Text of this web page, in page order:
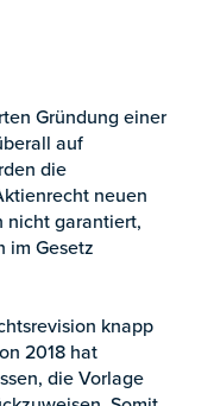
Gründung einer
auf
die
neuen
nicht garantiert,
im Gesetz
knapp
2018 hat
die Vorlage